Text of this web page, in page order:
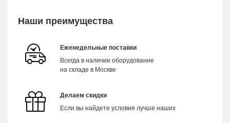
Наши преимущества
Еженедельные поставки
Всегда в наличии оборудование
на складе в Москве
Делаем скидки
Если вы найдете условия лучше наших